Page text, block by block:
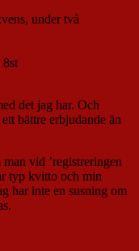
under två
8st
det jag har. Och
bättre erbjudande än
vid ’registreringen
typ kvitto och min
har inte en susning om